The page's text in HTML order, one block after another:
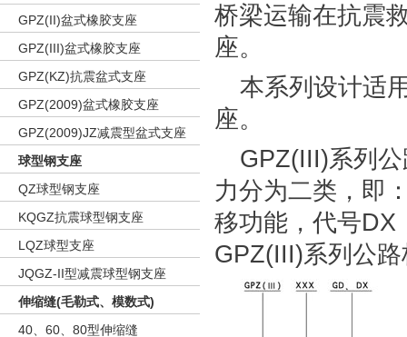
桥梁运输在抗震
座。
本系列设计适
座。
GPZ(III)系列
力分为二类，即
移功能，代号DX
GPZ(III)系列公
GPZ(II)盆式橡胶支座
GPZ(III)盆式橡胶支座
GPZ(KZ)抗震盆式支座
GPZ(2009)盆式橡胶支座
GPZ(2009)JZ减震型盆式支座
球型钢支座
QZ球型钢支座
KQGZ抗震球型钢支座
LQZ球型支座
JQGZ-II型减震球型钢支座
伸缩缝(毛勒式、模数式)
40、60、80型伸缩缝